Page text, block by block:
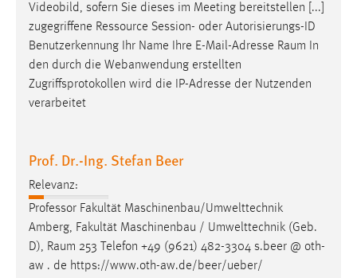
Videobild, sofern Sie dieses im Meeting bereitstellen [...]
zugegriffene Ressource Session- oder Autorisierungs-ID
Benutzerkennung Ihr Name Ihre E-Mail-Adresse Raum In
den durch die Webanwendung erstellten
Zugriffsprotokollen wird die IP-Adresse der Nutzenden
verarbeitet
Prof. Dr.-Ing. Stefan Beer
Relevanz:
Professor Fakultät Maschinenbau/Umwelttechnik
Amberg, Fakultät Maschinenbau / Umwelttechnik (Geb.
D), Raum 253 Telefon +49 (9621) 482-3304 s.beer @ oth-
aw . de https://www.oth-aw.de/beer/ueber/